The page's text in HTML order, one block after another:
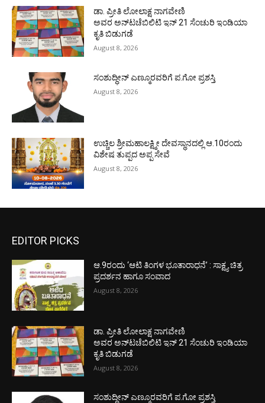
ಡಾ. ಪ್ರೀತಿ ಲೋಲಾಕ್ಷ ನಾಗವೇಣಿ
ಅವರ ಅನ್‌ಟಚೆಬಿಲಿಟಿ ಇನ್ 21 ಸೆಂಚುರಿ ಇಂಡಿಯಾ
ಕೃತಿ ಬಿಡುಗಡೆ
August 8, 2026
ಸಂಶುದ್ಧೀನ್ ಎಣ್ಮೂರವರಿಗೆ ಪ.ಗೋ ಪ್ರಶಸ್ತಿ
August 8, 2026
ಉಚ್ಚಿಲ ಶ್ರೀಮಹಾಲಕ್ಷ್ಮೀ ದೇವಸ್ಥಾನದಲ್ಲಿ ಆ.10ರಂದು
ವಿಶೇಷ ತುಪ್ಪದ ಅಪ್ಪ ಸೇವೆ
August 8, 2026
EDITOR PICKS
ಆ.9ರಂದು ‘ಆಟಿ ತಿಂಗಳ ಭೂತಾರಾಧನೆ’ : ಸಾಕ್ಷ್ಯ ಚಿತ್ರ
ಪ್ರದರ್ಶನ ಹಾಗೂ ಸಂವಾದ
August 8, 2026
ಡಾ. ಪ್ರೀತಿ ಲೋಲಾಕ್ಷ ನಾಗವೇಣಿ
ಅವರ ಅನ್‌ಟಚೆಬಿಲಿಟಿ ಇನ್ 21 ಸೆಂಚುರಿ ಇಂಡಿಯಾ
ಕೃತಿ ಬಿಡುಗಡೆ
August 8, 2026
ಸಂಶುದ್ಧೀನ್ ಎಣ್ಮೂರವರಿಗೆ ಪ.ಗೋ ಪ್ರಶಸ್ತಿ